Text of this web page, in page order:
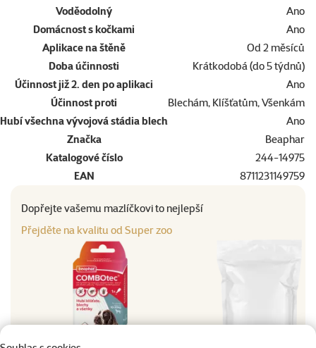
Voděodolný
Ano
Domácnost s kočkami
Ano
Aplikace na štěně
Od 2 měsíců
Doba účinnosti
Krátkodobá (do 5 týdnů)
Účinnost již 2. den po aplikaci
Ano
Účinnost proti
Blechám, Klíšťatům, Všenkám
Hubí všechna vývojová stádia blech
Ano
Značka
Beaphar
Katalogové číslo
244-14975
EAN
8711231149759
Dopřejte vašemu mazlíčkovi to nejlepší
Přejděte na kvalitu od Super zoo